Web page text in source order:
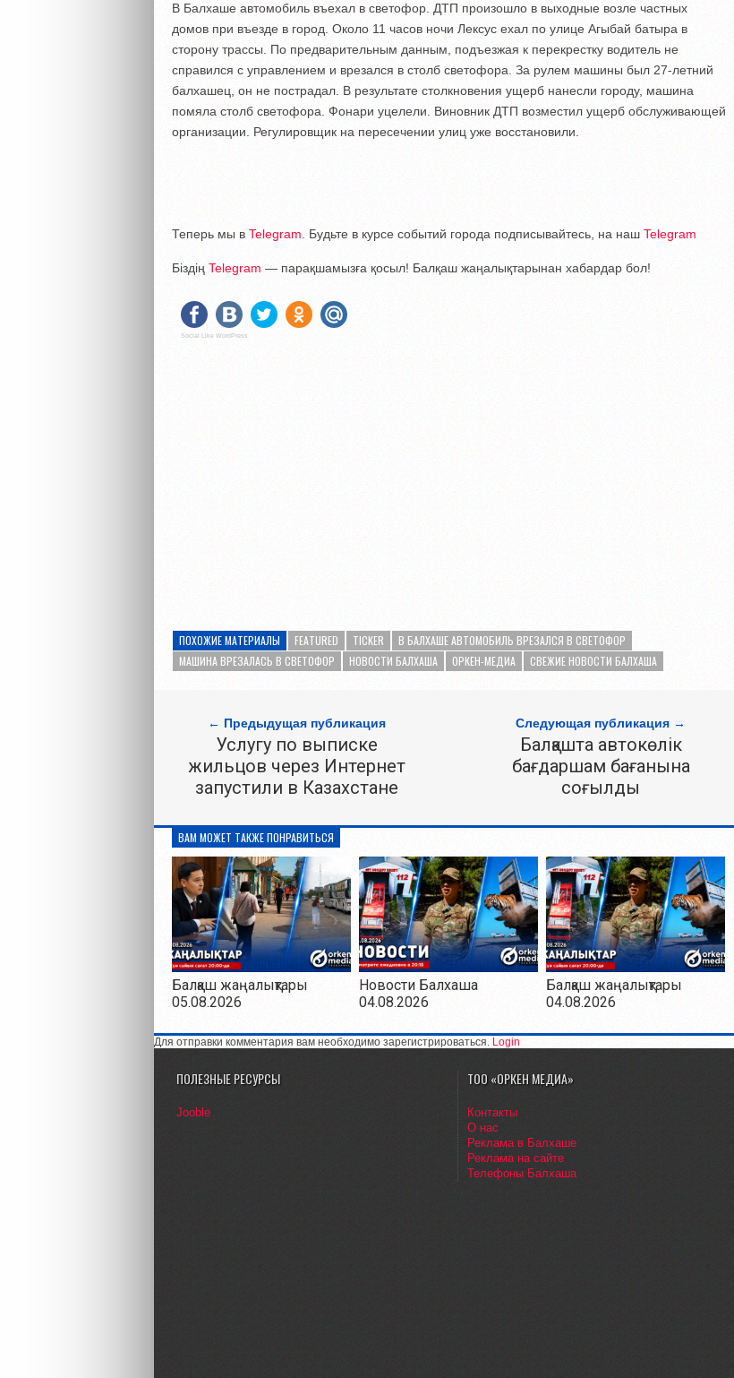
В Балхаше автомобиль въехал в светофор. ДТП произошло в выходные возле частных
домов при въезде в город. Около 11 часов ночи Лексус ехал по улице Агыбай батыра в
сторону трассы. По предварительным данным, подъезжая к перекрестку водитель не
справился с управлением и врезался в столб светофора. За рулем машины был 27-летний
балхашец, он не пострадал. В результате столкновения ущерб нанесли городу, машина
помяла столб светофора. Фонари уцелели. Виновник ДТП возместил ущерб обслуживающей
организации. Регулировщик на пересечении улиц уже восстановили.
Теперь мы в Telegram. Будьте в курсе событий города подписывайтесь, на наш Telegram
Біздің Telegram — парақшамызға қосыл! Балқаш жаңалықтарынан хабардар бол!
Social Like WordPress
ПОХОЖИЕ МАТЕРИАЛЫ FEATURED TICKER
В БАЛХАШЕ АВТОМОБИЛЬ ВРЕЗАЛСЯ В СВЕТОФОР
МАШИНА ВРЕЗАЛАСЬ В СВЕТОФОР
НОВОСТИ БАЛХАША ОРКЕН-МЕДИА СВЕЖИЕ НОВОСТИ БАЛХАША
← Предыдущая публикация
Услугу по выписке
жильцов через Интернет
запустили в Казахстане
Следующая публикация →
Балқашта автокөлік
бағдаршам бағанына
соғылды
ВАМ МОЖЕТ ТАКЖЕ ПОНРАВИТЬСЯ
Балқаш жаңалықтары
05.08.2026
Новости Балхаша
04.08.2026
Балқаш жаңалықтары
04.08.2026
Для отправки комментария вам необходимо зарегистрироваться. Login
ПОЛЕЗНЫЕ РЕСУРСЫ
Jooble
ТОО «ОРКЕН МЕДИА»
Контакты
О нас
Реклама в Балхаше
Реклама на сайте
Телефоны Балхаша